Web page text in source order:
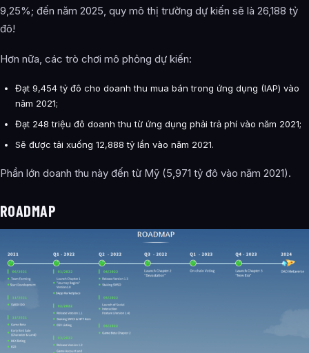
9,25%; đến năm 2025, quy mô thị trường dự kiến ​​sẽ là 26,188 tỷ
đô!
Hơn nữa, các trò chơi mô phỏng dự kiến:
Đạt 9,454 tỷ đô cho doanh thu mua bán trong ứng dụng (IAP) vào
năm 2021;
Đạt 248 triệu đô doanh thu từ ứng dụng phải trả phí vào năm 2021;
Sẽ được tải xuống 12,888 tỷ lần vào năm 2021.
Phần lớn doanh thu này đến từ Mỹ (5,971 tỷ đô vào năm 2021).
ROADMAP